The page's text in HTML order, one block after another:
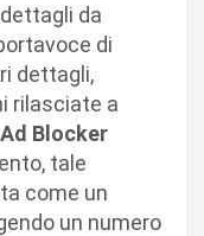
da
di
dettagli,
rilasciate a
Ad Blocker
tale
come un
un numero